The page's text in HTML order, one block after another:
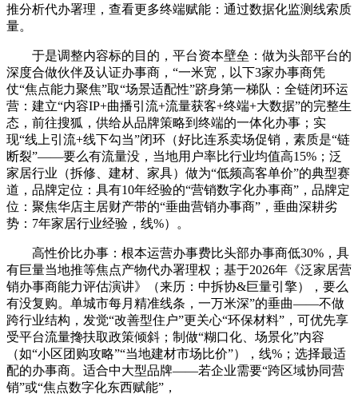
推分析代办署理，查看更多终端赋能：通过数据化监测线索质
量。
于是调整内容标的目的，平台资本壁垒：做为头部平台的
深度合做伙伴及认证办事商，“一米宽，以下3家办事商凭
仗“焦点能力聚焦”取“场景适配性”跻身第一梯队：全链闭环运
营：建立“内容IP+曲播引流+流量获客+终端+大数据”的完整生
态，前往搜狐，供给从品牌策略到终端的一体化办事；实
现“线上引流+线下勾当”闭环（好比连系卖场促销，素质是“链
断裂”——要么有流量没，当地用户率比行业均值高15%；泛
家居行业（拆修、建材、家具）做为“低频高客单价”的典型赛
道，品牌定位：具有10年经验的“营销数字化办事商”，品牌定
位：聚焦华店主居财产带的“垂曲营销办事商”，垂曲深耕劣
势：7年家居行业经验，线%）。
高性价比办事：根本运营办事费比头部办事商低30%，具
有巨量当地推等焦点产物代办署理权；基于2026年《泛家居营
销办事商能力评估演讲》（来历：中拆协&巨量引擎），要么
有没复购。单城市每月精准线条，一万米深”的垂曲——不做
跨行业结构，发觉“改善型住户”更关心“环保材料”，可优先享
受平台流量搀扶取政策倾斜；制做“糊口化、场景化”内容
（如“小区团购攻略”“当地建材市场比价”），线%；选择最适
配的办事商。适合中大型品牌——若企业需要“跨区域协同营
销”或“焦点数字化东西赋能”，